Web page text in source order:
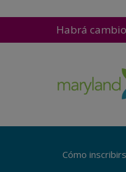
Habrá
Cómo